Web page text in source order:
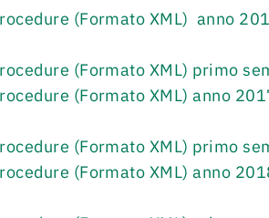
(Formato XML) anno
(Formato XML) primo
(Formato XML) anno
(Formato XML) primo
(Formato XML) anno